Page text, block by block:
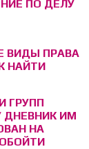
ПО ДЕЛУ
ВИДЫ ПРАВА
НАЙТИ
ГРУПП
ДНЕВНИК ИМ
НА